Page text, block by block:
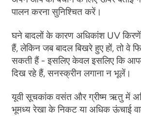
पालन करना सुनिश्चित करें।
घने बादलों के कारण अधिकांश UV
हैं, लेकिन जब बादल बिखरे हुए हों, तो वे
सकती हैं - इसलिए केवल इसलिए कि
दिख रहे हैं, सनस्क्रीन लगाना न भूलें।
यूवी सूचकांक वसंत और ग्रीष्म ऋतु में
भूमध्य रेखा के निकट या अधिक ऊंचाई